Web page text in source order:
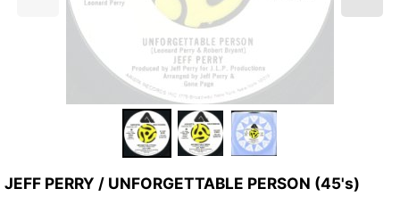
JEFF PERRY / UNFORGETTABLE PERSON (45's)